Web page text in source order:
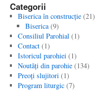
Categorii
Biserica în construcţie(21)
Biserica(9)
Consiliul Parohial(1)
Contact(1)
Istoricul parohiei(1)
Noutăţi din parohie(134)
Preoţi slujitori(1)
Program liturgic(7)